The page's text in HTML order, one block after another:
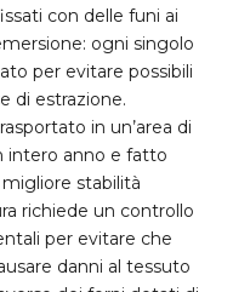
con delle funi ai
ogni singolo
per evitare possibili
di estrazione.
in un’area di
intero anno e fatto
stabilità
richiede un controllo
per evitare che
danni al tessuto